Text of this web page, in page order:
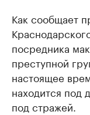
Как сообщает
посредника
преступной
настоящее
находится
под стражей.